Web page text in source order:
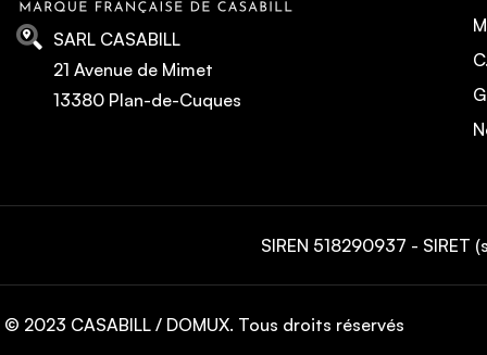
SARL CASABILL
21 Avenue de Mimet
13380 Plan-de-Cuques
SIREN 518290937 -
© 2023 CASABILL / DOMUX. Tous droits réservés